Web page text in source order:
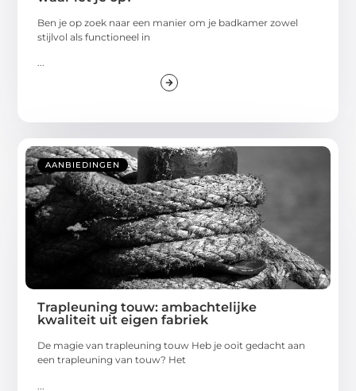
Ben je op zoek naar een manier om je badkamer zowel
stijlvol als functioneel in
...
AANBIEDINGEN
Trapleuning touw: ambachtelijke
kwaliteit uit eigen fabriek
De magie van trapleuning touw Heb je ooit gedacht aan
een trapleuning van touw? Het